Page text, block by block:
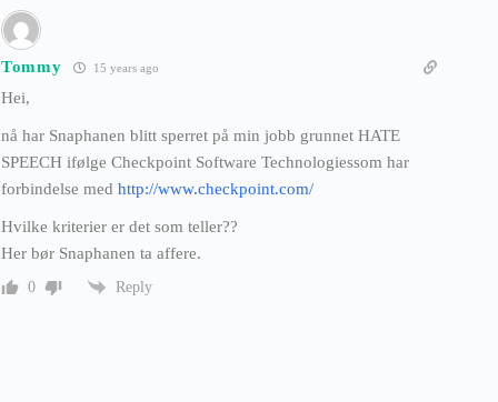
Tommy 15 years ago
Hei,
nå har Snaphanen blitt sperret på min jobb grunnet HATE
SPEECH ifølge Checkpoint Software Technologiessom har
forbindelse med http://www.checkpoint.com/
Hvilke kriterier er det som teller??
Her bør Snaphanen ta affere.
0 Reply